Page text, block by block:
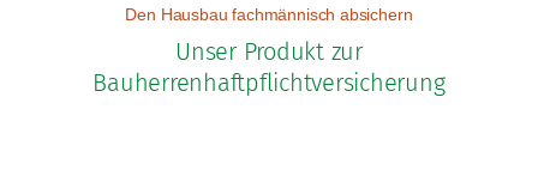
Unser Produkt zur
Bauherrenhaftpflichtversicherung
Den Hausbau fachmännisch absichern